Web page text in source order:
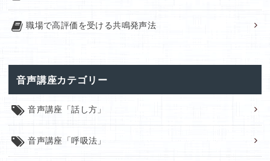
職場で高評価を受ける共鳴発声法
音声講座カテゴリー
音声講座「話し方」
音声講座「呼吸法」